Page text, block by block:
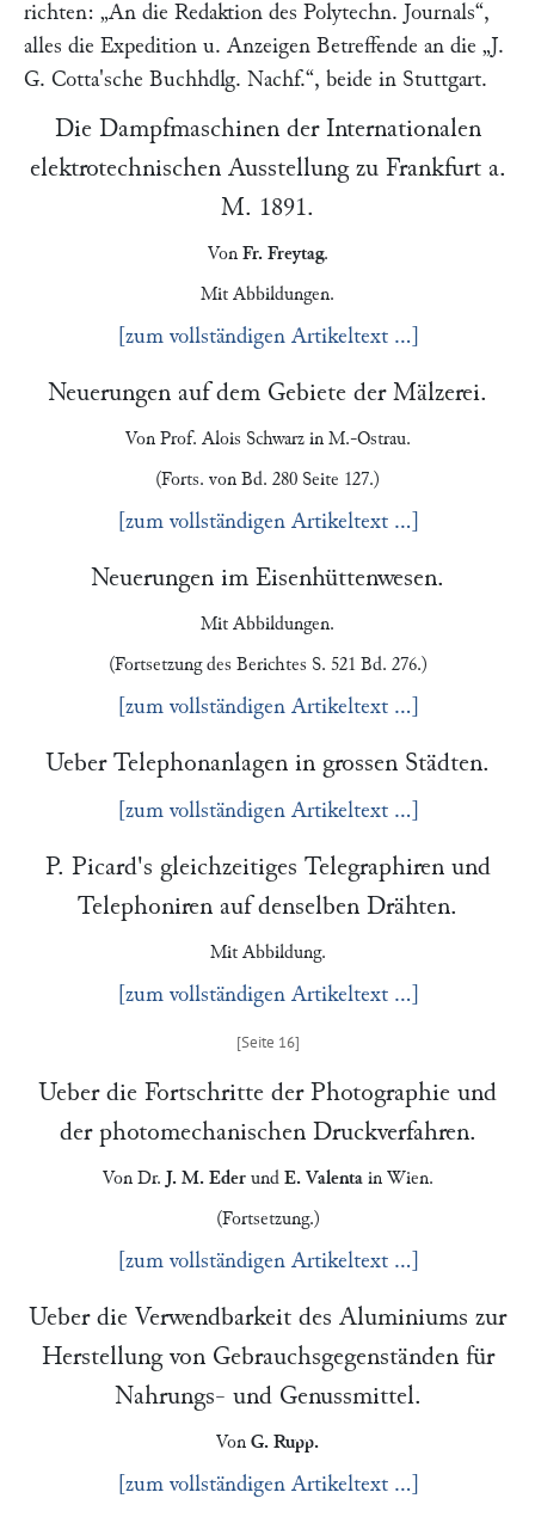
richten: „An die Redaktion des Polytechn. Journals“,
alles die Expedition u. Anzeigen Betreffende an die „J.
G. Cotta'sche Buchhdlg. Nachf.“, beide in Stuttgart.
Die Dampfmaschinen der Internationalen
elektrotechnischen Ausstellung zu Frankfurt a.
M. 1891.
Von Fr. Freytag.
Mit Abbildungen.
[zum vollständigen Artikeltext …]
Neuerungen auf dem Gebiete der Mälzerei.
Von Prof. Alois Schwarzin M.-Ostrau.
(Forts. von Bd. 280 Seite 127.)
[zum vollständigen Artikeltext …]
Neuerungen im Eisenhüttenwesen.
Mit Abbildungen.
(Fortsetzung des Berichtes S. 521 Bd. 276.)
[zum vollständigen Artikeltext …]
Ueber Telephonanlagen in grossen Städten.
[zum vollständigen Artikeltext …]
P. Picard's gleichzeitiges Telegraphiren und
Telephoniren auf denselben Drähten.
Mit Abbildung.
[zum vollständigen Artikeltext …]
Ueber die Fortschritte der Photographie und
der photomechanischen Druckverfahren.
Von Dr. J. M. Ederund E. Valentain Wien.
(Fortsetzung.)
[zum vollständigen Artikeltext …]
Ueber die Verwendbarkeit des Aluminiums zur
Herstellung von Gebrauchsgegenständen für
Nahrungs- und Genussmittel.
Von G. Rupp.
[zum vollständigen Artikeltext …]